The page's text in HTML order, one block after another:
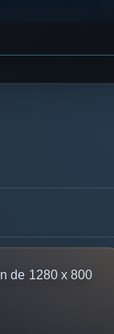
de 1280 x 800